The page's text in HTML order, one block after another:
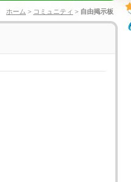
ホーム > コミュニティ > 自由掲示板